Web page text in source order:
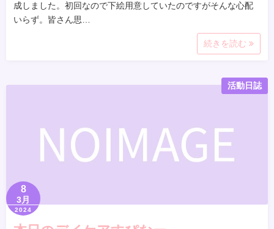
成しました。初回なので下絵用意していたのですがそんな心配
いらず。皆さん思…
続きを読む
活動日誌
8
3月
2024